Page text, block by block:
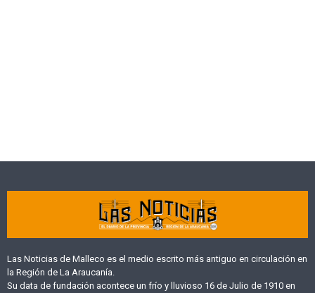
Las Noticias de Malleco es el medio escrito más antiguo en circulación en
la Región de La Araucanía.
Su data de fundación acontece un frío y lluvioso 16 de Julio de 1910 en